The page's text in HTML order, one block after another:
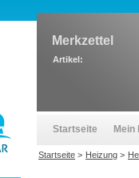
Merkzettel
Artikel:
Startseite Mein
Startseite > Heizung >